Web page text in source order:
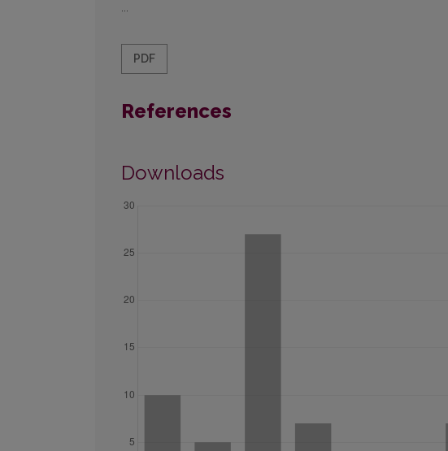
...
PDF
References
Downloads